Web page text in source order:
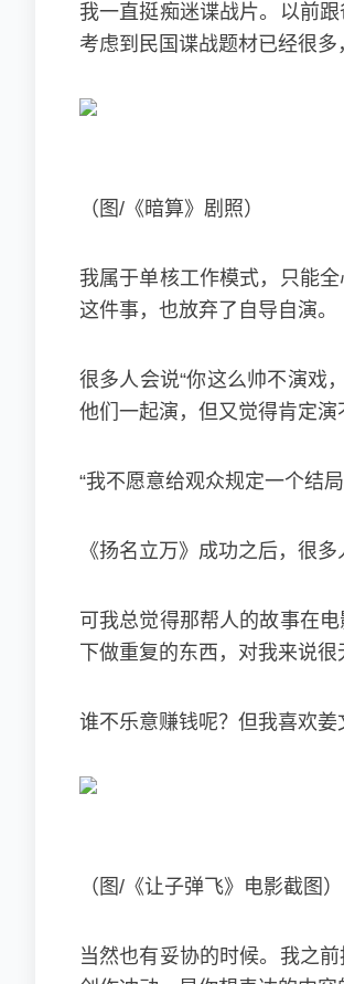
我一直挺痴迷谍战片。以前
考虑到民国谍战题材已经很
（图/《暗算》剧照）
我属于单核工作模式，只能
这件事，也放弃了自导自演。
很多人会说“你这么帅不演戏
他们一起演，但又觉得肯定
“我不愿意给观众规定一个结局
《扬名立万》成功之后，很
可我总觉得那帮人的故事在
下做重复的东西，对我来说很
谁不乐意赚钱呢？但我喜欢
（图/《让子弹飞》电影截图）
当然也有妥协的时候。我之